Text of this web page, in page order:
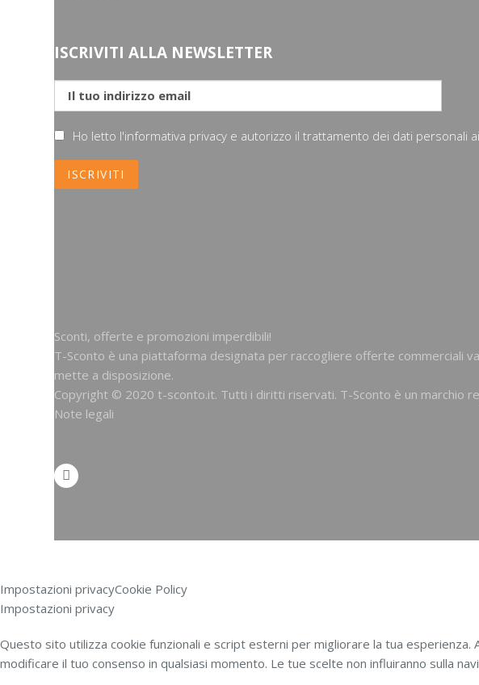
ISCRIVITI ALLA NEWSLETTER
Ho letto l'informativa privacy e autorizzo il trattamento dei dati personali
Sconti, offerte e promozioni imperdibili!
T-Sconto è una piattaforma designata per raccogliere offerte commerciali
mette a disposizione.
Copyright © 2020 t-sconto.it. Tutti i diritti riservati. T-Sconto è un marchio
Note legali
Impostazioni privacyCookie Policy
Impostazioni privacy
Questo sito utilizza cookie funzionali e script esterni per migliorare la tua
modificare il tuo consenso in qualsiasi momento. Le tue scelte non influiranno sulla